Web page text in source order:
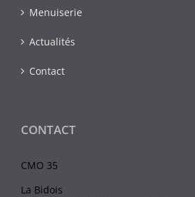
Menuiserie
Actualités
Contact
CONTACT
CMO 35
La Bidois